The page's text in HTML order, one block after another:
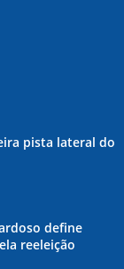
pista lateral do
define
reeleição